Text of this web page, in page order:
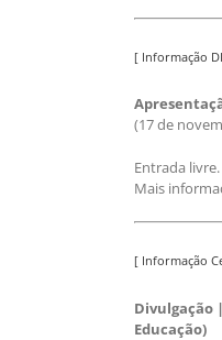
[ Informação
(17 de
Entrada livre.
Mais
[ Informação
Divulgação
Educação)